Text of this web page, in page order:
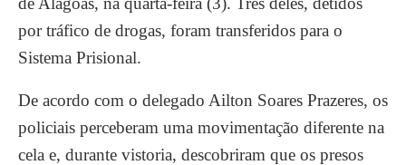
por tráfico de drogas, foram transferidos para o
Sistema Prisional.
De acordo com o delegado Ailton Soares Prazeres, os
policiais perceberam uma movimentação diferente na
cela e, durante vistoria, descobriram que os presos